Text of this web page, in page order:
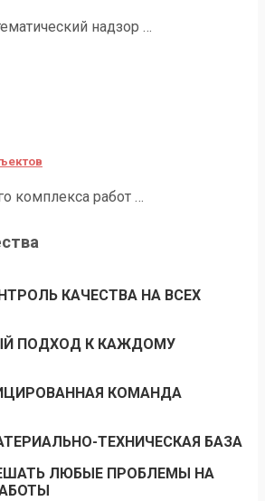
надзор …
комплекса работ …
КАЧЕСТВА НА ВСЕХ
ПОДХОД К КАЖДОМУ
КОМАНДА
ТЕХНИЧЕСКАЯ БАЗА
ЛЮБЫЕ ПРОБЛЕМЫ НА